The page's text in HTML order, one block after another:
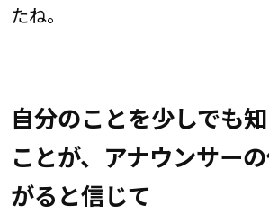
たね。
自分のことを少しでも
ことが、アナウンサー
がると信じて